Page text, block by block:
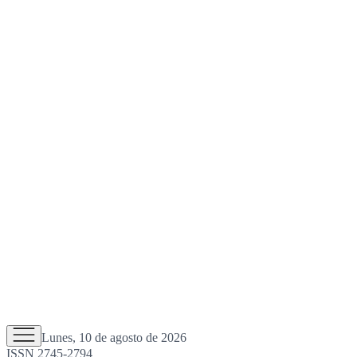
Lunes, 10 de agosto de 2026
ISSN 2745-2794